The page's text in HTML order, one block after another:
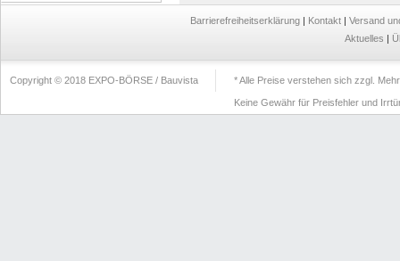
Barrierefreiheitserklärung | Kontakt | Versand
Aktuelles |
Copyright © 2018 EXPO-BÖRSE / Bauvista * Alle Preise verstehen sich zzgl.
Keine Gewähr für Preisfehler und